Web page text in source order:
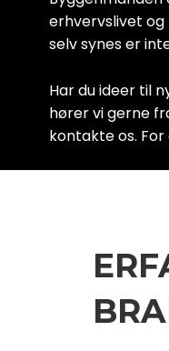
erhvervslivet
selv synes er
Har du ideer til
hører vi gerne
kontakte os.